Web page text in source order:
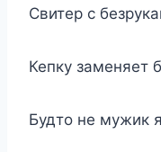
Свитер с
Кепку заменяет
Будто не мужик